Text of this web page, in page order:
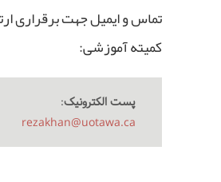
تماس و ایمیل جهت برقراری
کمیته آموزشی:
پست الکترونیک:
rezakhan@uotawa.ca